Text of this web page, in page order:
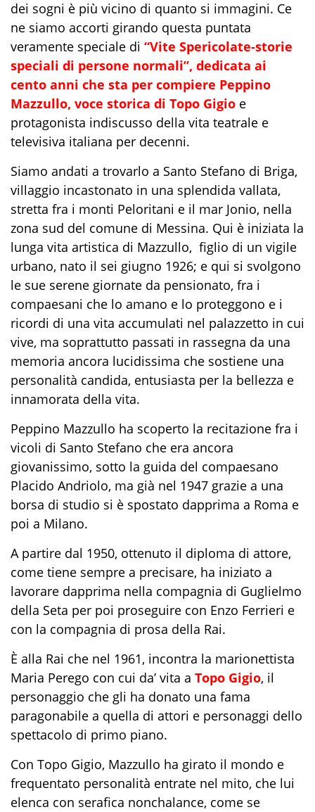
dei sogni è più vicino di quanto si immagini. Ce
ne siamo accorti girando questa puntata
veramente speciale di “Vite Spericolate-storie
speciali di persone normali”, dedicata ai
cento anni che sta per compiere Peppino
Mazzullo, voce storica di Topo Gigio e
protagonista indiscusso della vita teatrale e
televisiva italiana per decenni.
Siamo andati a trovarlo a Santo Stefano di Briga,
villaggio incastonato in una splendida vallata,
stretta fra i monti Peloritani e il mar Jonio, nella
zona sud del comune di Messina. Qui è iniziata la
lunga vita artistica di Mazzullo, figlio di un vigile
urbano, nato il sei giugno 1926; e qui si svolgono
le sue serene giornate da pensionato, fra i
compaesani che lo amano e lo proteggono e i
ricordi di una vita accumulati nel palazzetto in cui
vive, ma soprattutto passati in rassegna da una
memoria ancora lucidissima che sostiene una
personalità candida, entusiasta per la bellezza e
innamorata della vita.
Peppino Mazzullo ha scoperto la recitazione fra i
vicoli di Santo Stefano che era ancora
giovanissimo, sotto la guida del compaesano
Placido Andriolo, ma già nel 1947 grazie a una
borsa di studio si è spostato dapprima a Roma e
poi a Milano.
A partire dal 1950, ottenuto il diploma di attore,
come tiene sempre a precisare, ha iniziato a
lavorare dapprima nella compagnia di Guglielmo
della Seta per poi proseguire con Enzo Ferrieri e
con la compagnia di prosa della Rai.
È alla Rai che nel 1961, incontra la marionettista
Maria Perego con cui da’ vita a Topo Gigio, il
personaggio che gli ha donato una fama
paragonabile a quella di attori e personaggi dello
spettacolo di primo piano.
Con Topo Gigio, Mazzullo ha girato il mondo e
frequentato personalità entrate nel mito, che lui
elenca con serafica nonchalance, come se